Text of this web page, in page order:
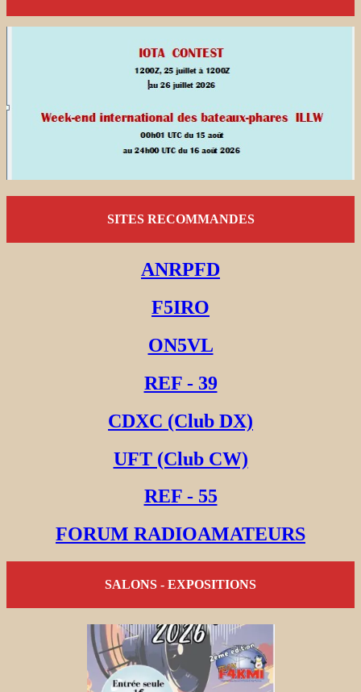
SITES RECOMMANDES
ANRPFD
F5IRO
ON5VL
REF - 39
CDXC (Club DX)
UFT (Club CW)
REF - 55
FORUM RADIOAMATEURS
SALONS - EXPOSITIONS